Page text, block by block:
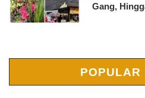
Gang,
POPULAR